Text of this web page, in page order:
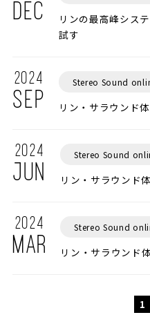
DEC
リンの最高峰シス
試す
2024
SEP
Stereo Sound
リン・サラウンド
2024
JUN
Stereo Sound
リン・サラウンド
2024
MAR
Stereo Sound
リン・サラウンド
1